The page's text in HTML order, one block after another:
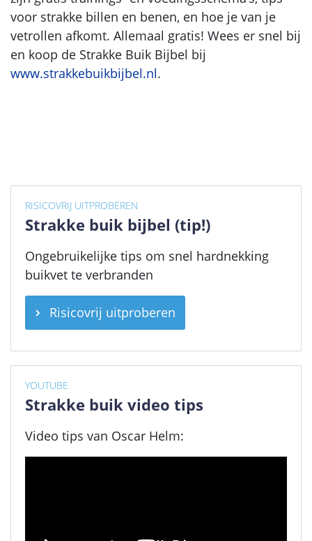
voor strakke billen en benen, en hoe je van je
vetrollen afkomt. Allemaal gratis! Wees er snel bij
en koop de Strakke Buik Bijbel bij
www.strakkebuikbijbel.nl.
RISICOVRIJ UITPROBEREN
Strakke buik bijbel (tip!)
Ongebruikelijke tips om snel hardnekking
buikvet te verbranden
Risicovrij uitproberen
YOUTUBE
Strakke buik video tips
Video tips van Oscar Helm: